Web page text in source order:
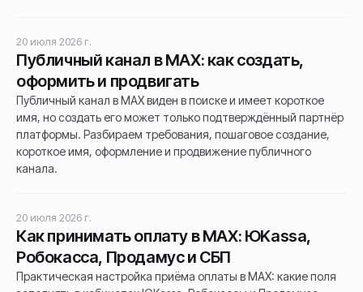
20 июля 2026 г.
Публичный канал в MAX: как создать,
оформить и продвигать
Публичный канал в MAX виден в поиске и имеет короткое
имя, но создать его может только подтверждённый партнёр
платформы. Разбираем требования, пошаговое создание,
короткое имя, оформление и продвижение публичного
канала.
20 июля 2026 г.
Как принимать оплату в MAX: ЮKassa,
Робокасса, Продамус и СБП
Практическая настройка приёма оплаты в MAX: какие поля